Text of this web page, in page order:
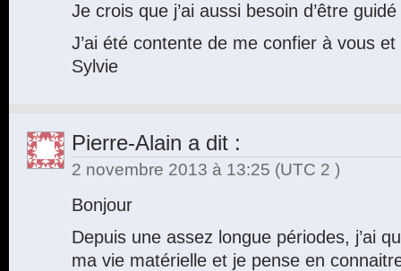
Je crois que j’ai aussi besoin d’être guidé
J’ai été contente de me confier à vous et
Sylvie
Pierre-Alain a dit :
2 novembre 2013 à 13:25 (UTC 2 )
Bonjour
Depuis une assez longue périodes, j’ai
ma vie matérielle et je pense en